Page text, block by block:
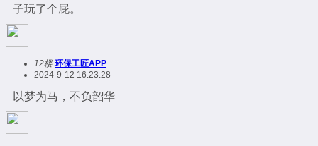
子玩了个屁。
12楼 环保工匠APP
2024-9-12 16:23:28
以梦为马，不负韶华